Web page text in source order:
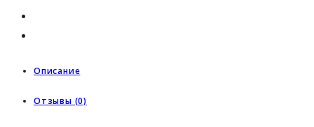
Описание
Отзывы (0)